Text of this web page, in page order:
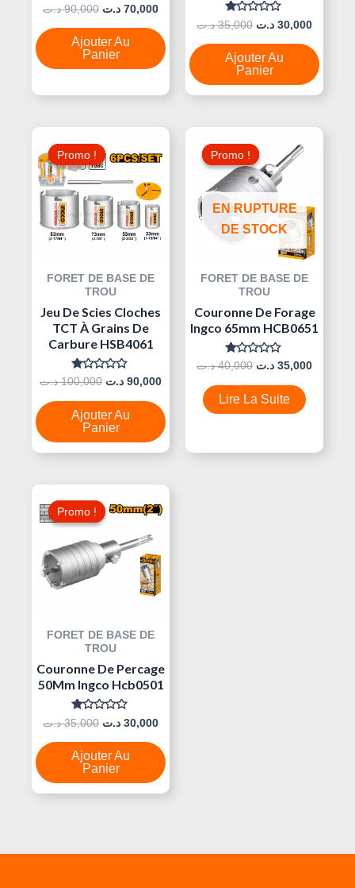
Note
Sur
5
90,000 د.ت 70,000 د.ت
Ajouter Au
Panier
Note
Sur
5
35,000 د.ت 30,000 د.ت
Ajouter Au
Panier
Promo !
Promo !
FORET DE BASE DE
TROU
Jeu De Scies Cloches
TCT À Grains De
Carbure HSB4061
Note
Sur
5
100,000 د.ت
Prix
Initial
90,000 د.ت
Le
90,000 د.ت.
Ajouter Au
Panier
Promo !
EN RUPTURE
DE STOCK
Promo !
FORET DE BASE DE
TROU
Couronne De Forage
Ingco 65mm HCB0651
Note
Sur
5
40,000 د.ت
Prix
Initial
Était :
35,000 د.ت
Le
Lire La Suite
Promo !
Promo !
FORET DE BASE DE
TROU
Couronne De Percage
50Mm Ingco Hcb0501
Note
0
Sur
5
35,000 د.ت
Prix
Initial
30,000 د.ت
Le
Prix
Actuel
Ajouter Au
Panier